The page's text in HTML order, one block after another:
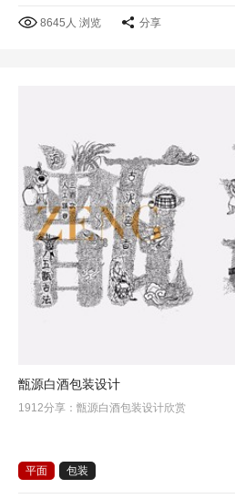
8645人 浏览 分享
甑源白酒包装设计
1912分享：甑源白酒包装设计欣赏
平面 包装